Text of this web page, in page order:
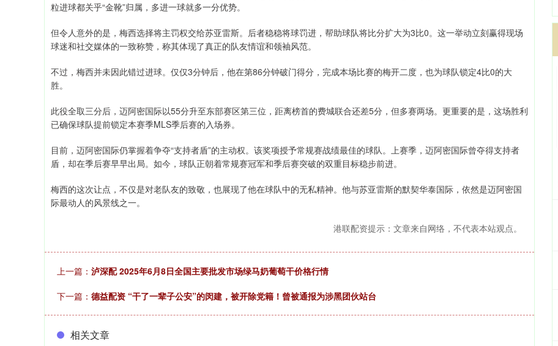
粒进球都关乎“金靴”归属，多进一球就多一分优势。
但令人意外的是，梅西选择将主罚权交给苏亚雷斯。后者稳稳将球罚进，帮助球队将比分扩大为3比0。这一举动立刻赢得现场
球迷和社交媒体的一致称赞，称其体现了真正的队友情谊和领袖风范。
不过，梅西并未因此错过进球。仅仅3分钟后，他在第86分钟破门得分，完成本场比赛的梅开二度，也为球队锁定4比0的大
胜。
此役全取三分后，迈阿密国际以55分升至东部赛区第三位，距离榜首的费城联合还差5分，但多赛两场。更重要的是，这场胜利
已确保球队提前锁定本赛季MLS季后赛的入场券。
目前，迈阿密国际仍掌握着争夺“支持者盾”的主动权。该奖项授予常规赛战绩最佳的球队。上赛季，迈阿密国际曾夺得支持者
盾，却在季后赛早早出局。如今，球队正朝着常规赛冠军和季后赛突破的双重目标稳步前进。
梅西的这次让点，不仅是对老队友的致敬，也展现了他在球队中的无私精神。他与苏亚雷斯的默契华泰国际，依然是迈阿密国
际最动人的风景线之一。
港联配资提示：文章来自网络，不代表本站观点。
上一篇： 泸深配 2025年6月8日全国主要批发市场绿马奶葡萄干价格行情
下一篇： 德益配资 “干了一辈子公安”的闵建，被开除党籍！曾被通报为涉黑团伙站台
相关文章